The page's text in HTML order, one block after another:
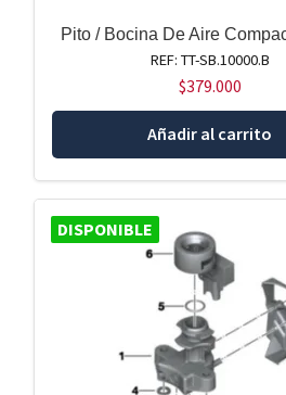
Pito / Bocina De Aire
REF: TT-SB.10000.B
$379.000
Añadir al carrito
DISPONIBLE